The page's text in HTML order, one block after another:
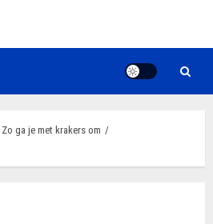
Zo ga je met krakers om